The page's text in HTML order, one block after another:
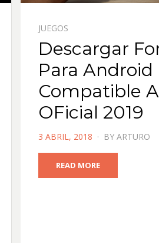
JUEGOS
Descargar
Para Android
Compatible
OFicial 2019
POSTED
ON
3 ABRIL, 2018 BY ARTURO
READ MORE